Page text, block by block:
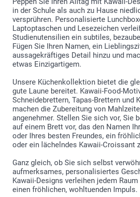
in der Schule als auch zu Hause
versprühren. Personalisierte
Laptoptaschen und Lesezeichen
Studienutensilien ein subtiles,
Fügen Sie Ihren Namen, ein
aussagekräftiges Detail hinzu und
etwas Einzigartigem.
Unsere Küchenkollektion bietet die
gute Laune bereitet. Kawaii-Food-
Schneidebrettern, Tapas-Brettern und
machen die Zubereitung von
angenehmer. Stellen Sie sich vor, Sie
auf einem Brett vor, das den Namen
oder Ihres besten Freundes, ein
oder ein lächelndes Kawaii-Croissant
Ganz gleich, ob Sie sich selbst
aufmerksames, personalisiertes
Kawaii-Designs verleihen jedem
einen fröhlichen, wohltuenden Impuls.